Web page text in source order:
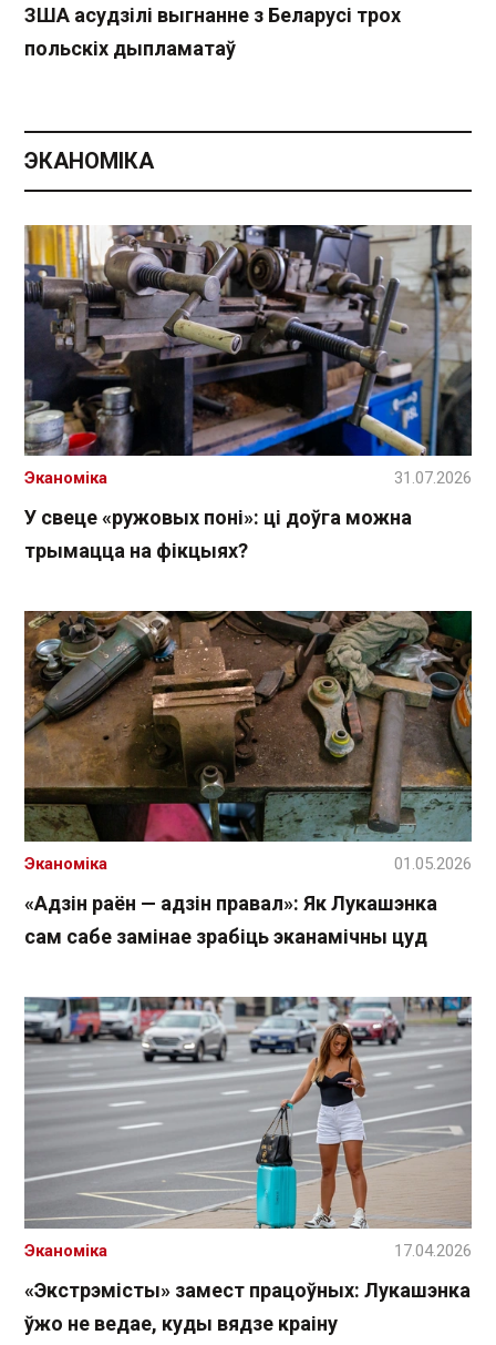
ЗША асудзілі выгнанне з Беларусі трох
польскіх дыпламатаў
ЭКАНОМІКА
У свеце «ружовых поні»: ці доўга можна
трымацца на фікцыях?
Эканоміка 31.07.2026
«Адзін раён — адзін правал»: Як Лукашэнка
сам сабе замінае зрабіць эканамічны цуд
Эканоміка 01.05.2026
«Экстрэмісты» замест працоўных: Лукашэнка
ўжо не ведае, куды вядзе краіну
Эканоміка 17.04.2026